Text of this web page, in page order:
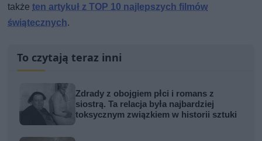
takżeten artykuł z TOP 10 najlepszych filmów
świątecznych.
To czytają teraz inni
Zdrady z obojgiem płci i romans z
siostrą. Ta relacja była najbardziej
toksycznym związkiem w historii sztuki